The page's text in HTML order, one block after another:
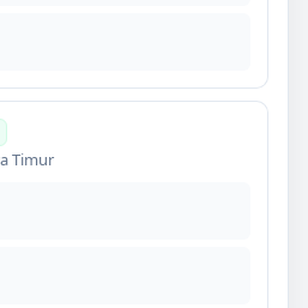
Timur